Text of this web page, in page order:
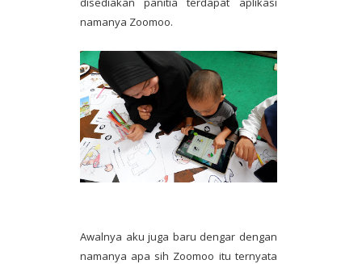
namanya Zoomoo.
Awalnya aku juga baru dengar dengan
namanya apa sih Zoomoo itu ternyata